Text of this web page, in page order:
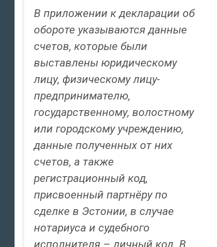
В приложении к декларации об
обороте указываются данные
счетов, которые были
выставлены юридическому
лицу, физическому лицу-
предпринимателю,
государственному, волостному
или городскому учреждению,
данные полученных от них
счетов, а также
регистрационный код,
присвоенный партнёру по
сделке в Эстонии, в случае
нотариуса и судебного